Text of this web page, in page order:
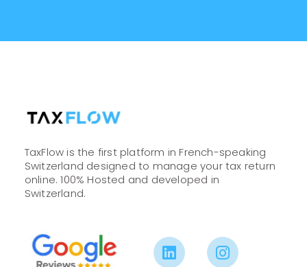
TaxFlow is the first platform in French-speaking
Switzerland designed to manage your tax return
online. 100% Hosted and developed in
Switzerland.